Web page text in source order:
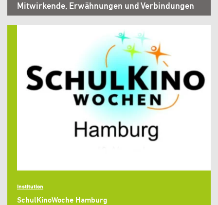
Mitwirkende, Erwähnungen und Verbindungen
Institution
SchulKinoWoche Hamburg